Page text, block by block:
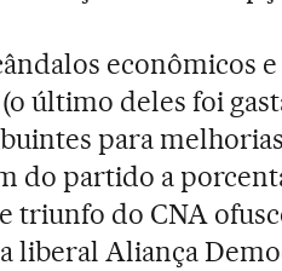
econômicos
último deles foi
para
do partido a
triunfo do CNA
liberal Aliança